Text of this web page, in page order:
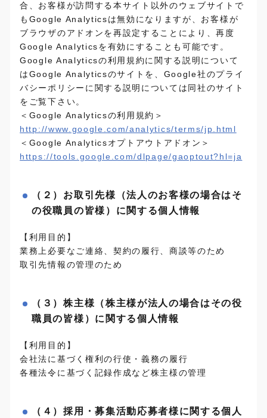
合、お客様が訪問する本サイト以外のウェブサイトで
もGoogle Analyticsは無効になりますが、お客様が
ブラウザのアドオンを再設定することにより、再度
Google Analyticsを有効にすることも可能です。
Google Analyticsの利用規約に関する説明について
はGoogle Analyticsのサイトを、Google社のプライ
バシーポリシーに関する説明については同社のサイト
をご覧下さい。
＜Google Analyticsの利用規約＞
http://www.google.com/analytics/terms/jp.html
＜Google Analyticsオプトアウトアドオン＞
https://tools.google.com/dlpage/gaoptout?hl=ja
（２）お取引先様（法人のお客様の場合はそ
の役職員の皆様）に関する個人情報
【利用目的】
業務上必要なご連絡、契約の履行、商談等のため
取引先情報の管理のため
（３）株主様（株主様が法人の場合はその役
職員の皆様）に関する個人情報
【利用目的】
会社法に基づく権利の行使・義務の履行
各種法令に基づく記録作成など株主様の管理
（４）採用・募集活動応募者様に関する個人